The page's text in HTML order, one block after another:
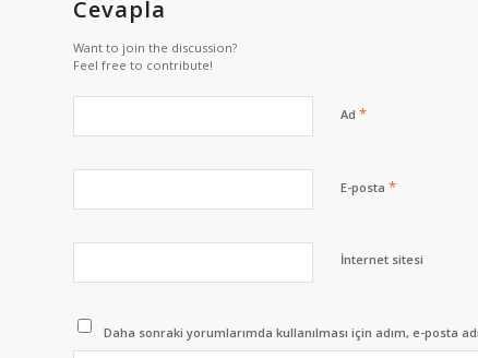
Cevapla
Want to join the discussion?
Feel free to contribute!
Ad *
E-posta *
İnternet sitesi
Daha sonraki yorumlarımda kullanılması için adım, e-posta